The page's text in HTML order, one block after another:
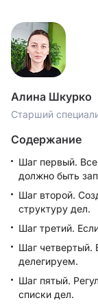
Алина Шкурко
Старший
Содержание
Шаг первый.
должно быть
Шаг второй.
структуру дел.
Шаг третий.
Шаг четвертый.
делегируем.
Шаг пятый.
списки дел.